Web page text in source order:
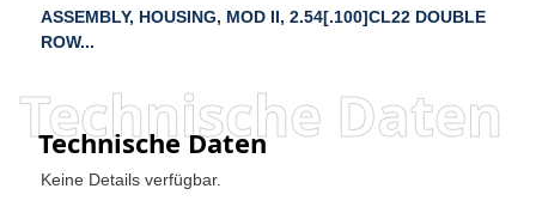
ASSEMBLY, HOUSING, MOD II, 2.54[.100]CL22 DOUBLE
ROW...
Technische Daten
Technische Daten
Keine Details verfügbar.